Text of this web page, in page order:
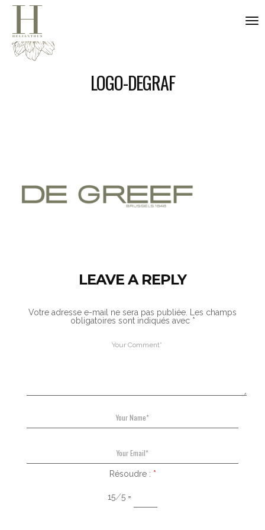
LOGO-DEGRAF
LEAVE A REPLY
Votre adresse e-mail ne sera pas publiée.
Les champs
obligatoires sont indiqués avec *
Résoudre : *
15 ⁄ 5 =